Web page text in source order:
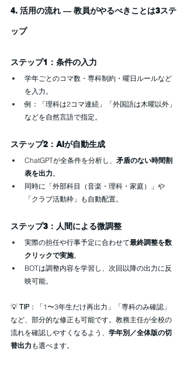
4. 活用の流れ ― 教員がやるべきことは3ステ
ップ
ステップ1：条件の入力
学年ごとのコマ数・専科制約・曜日ルールなど
を入力。
例：「理科は2コマ連続」「外国語は木曜以外」
などを自然言語で指定。
ステップ2：AIが自動生成
ChatGPTが全条件を分析し、 矛盾のない時間割
表を出力 。
同時に「外部科目（音楽・理科・家庭）」や
「クラブ活動枠」も自動配置。
ステップ3：人間による微調整
実際の担任や行事予定に合わせて最終調整を数
クリックで実施。
BOTは調整内容を学習し、次回以降の出力に反
映可能。
💡 TIP ：「1〜3年生だけ再出力」「専科のみ確認」
など、部分的な修正も可能です。教務主任が全校の
流れを確認しやすくなるよう、 学年別／全体版の切
替出力 も選べます。